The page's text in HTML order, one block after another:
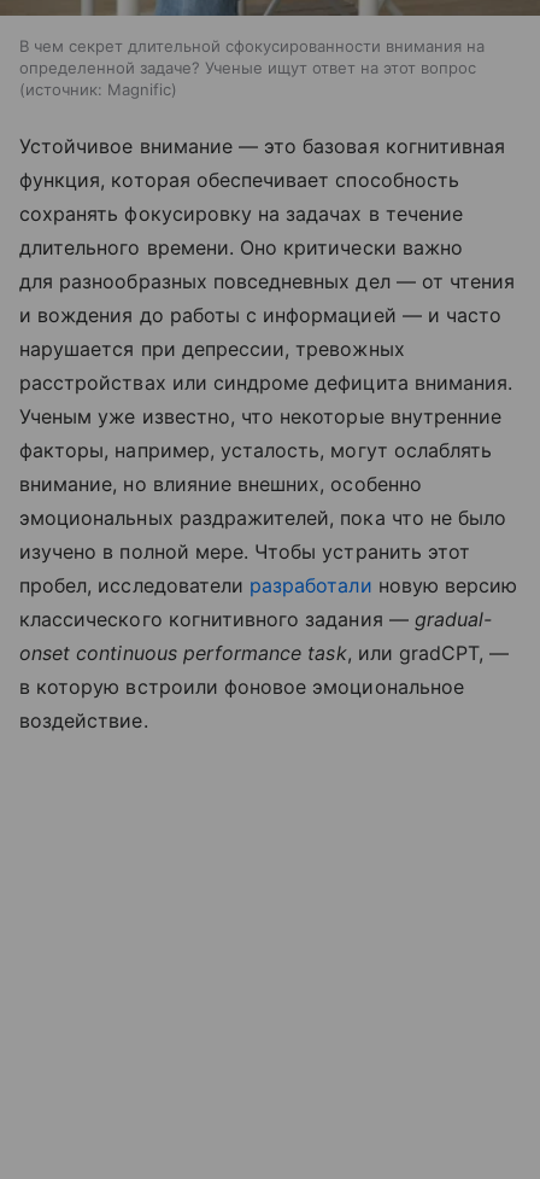
В чем секрет длительной сфокусированности внимания на
определенной задаче? Ученые ищут ответ на этот вопрос
источник: Magnific
Устойчивое внимание — это базовая когнитивная
функция, которая обеспечивает способность
сохранять фокусировку на задачах в течение
длительного времени. Оно критически важно
для разнообразных повседневных дел — от чтения
и вождения до работы с информацией — и часто
нарушается при депрессии, тревожных
расстройствах или синдроме дефицита внимания.
Ученым уже известно, что некоторые внутренние
факторы, например, усталость, могут ослаблять
внимание, но влияние внешних, особенно
эмоциональных раздражителей, пока что не было
изучено в полной мере. Чтобы устранить этот
пробел, исследователи разработали новую версию
классического когнитивного задания — gradual-
onset continuous performance task, или gradCPT, —
в которую встроили фоновое эмоциональное
воздействие.